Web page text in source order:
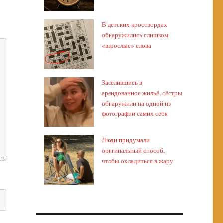
В детских кроссвордах
обнаружились слишком
«взрослые» слова
Заселившись в
арендованное жильё, сёстры
обнаружили на одной из
фотографий самих себя
Люди придумали
оригинальный способ,
чтобы охладиться в жару